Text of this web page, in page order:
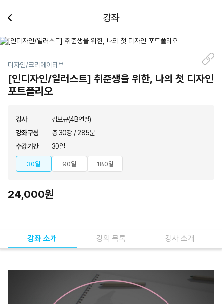
강좌
디자인/크리에이티브
[인디자인/일러스트] 취준생을 위한, 나의 첫 디자인
포트폴리오
강사
김보규(4B연필)
강좌구성
총 30강 / 285분
수강기간
30일
30일 90일 180일
24,000원
강좌 소개 강의 목록 강사 소개